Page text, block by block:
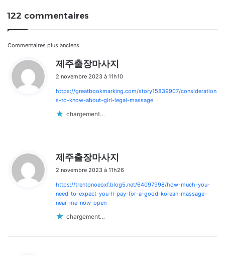
122 commentaires
Navigation
dans
les
commentaires
Commentaires plus anciens
제주출장마사지
t
:
2 novembre 2023 à 11h10
https://greatbookmarking.com/story15839907/consideration
s-to-know-about-girl-legal-massage
chargement…
제주출장마사지
t
:
2 novembre 2023 à 11h26
https://trentonoeoxf.blog5.net/64097998/how-much-you-
need-to-expect-you-ll-pay-for-a-good-korean-massage-
near-me-now-open
chargement…